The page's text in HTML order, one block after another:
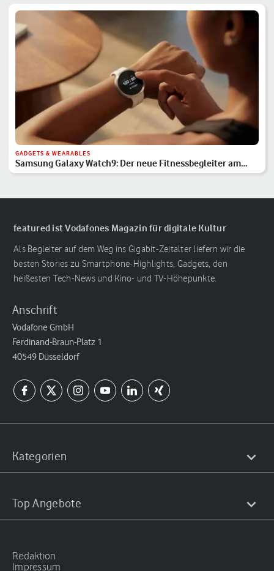
GADGETS & WEARABLES
Samsung Galaxy Watch9: Der neue Fitnessbegleiter am
Handgelenk
featured ist Vodafones Magazin für digitale Kultur
Als Begleiter auf dem Weg ins Gigabit-Zeitalter liefern wir die
besten Stories zu Smartphone-Highlights, Gadgets, den
heißesten Tech-News und Kino- und TV-Höhepunkte.
Anschrift
Vodafone GmbH
Ferdinand-Braun-Platz 1
40549 Düsseldorf
Kategorien
Top Angebote
Redaktion
Impressum